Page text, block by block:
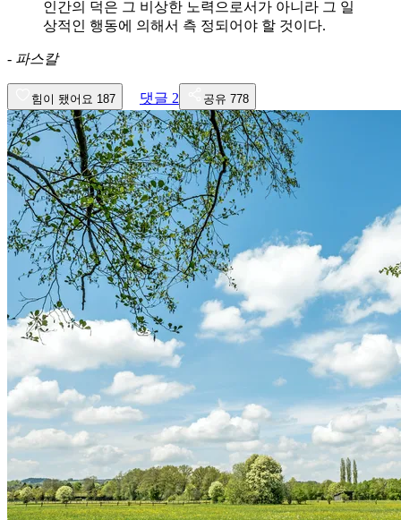
인간의 덕은 그 비상한 노력으로서가 아니라 그 일
상적인 행동에 의해서 측 정되어야 할 것이다.
- 파스칼
힘이 됐어요 187 댓글 2 공유 778